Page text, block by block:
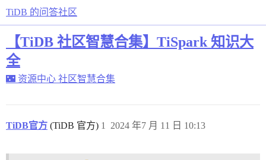
TiDB 的问答社区
【TiDB 社区智慧合集】TiSpark 知识大
全
🌃 资源中心 社区智慧合集
TiDB官方 (TiDB 官方) 2024 年7 月 11 日 10:13
1